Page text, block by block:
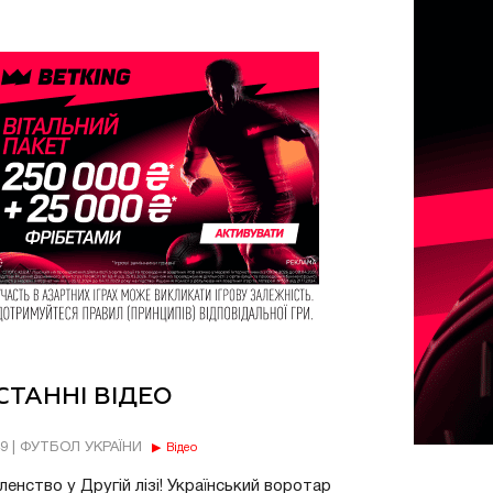
ВІДЕО
| ФУТБОЛ УКРАЇНИ Відео
у Другій лізі! Український воротар